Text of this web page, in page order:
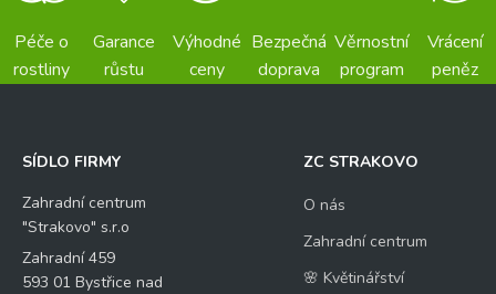
Péče o
rostliny
Garance
růstu
Výhodné
ceny
Bezpečná
doprava
Věrnostní
program
Vrácení
peněz
SÍDLO FIRMY
Zahradní centrum
"Strakovo" s.r.o
Zahradní 459
593 01 Bystřice nad
ZC STRAKOVO
O nás
Zahradní centrum
🌸 Květinářství